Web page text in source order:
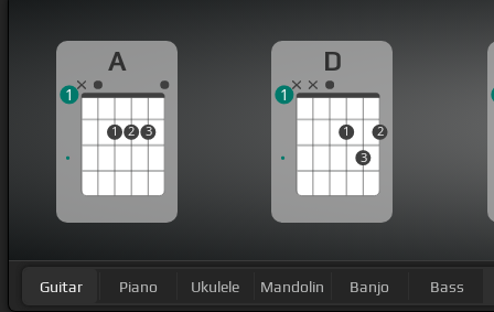
A
1 2 3
1
D
1
3
2
1
Guitar Piano Ukulele Mandolin Banjo Bass